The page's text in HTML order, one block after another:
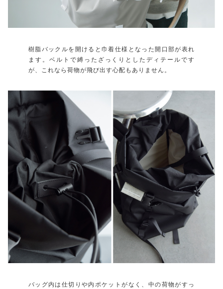
樹脂バックルを開けると巾着仕様となった開口部が表れ
ます。ベルトで縛ったざっくりとしたディテールです
が、これなら荷物が飛び出す心配もありません。
バッグ内は仕切りや内ポケットがなく、中の荷物がすっ